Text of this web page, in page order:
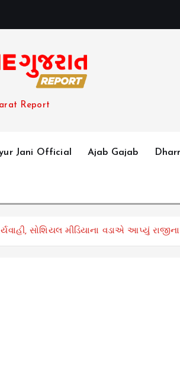
Report
Jani Official Ajab Gajab
સોશિયલ મીડિયાના વડાએ આપ્યું